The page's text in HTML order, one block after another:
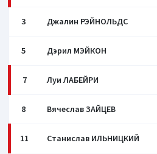
3 Джалин РЭЙНОЛЬДС
5 Дэрил МЭЙКОН
7 Луи ЛАБЕЙРИ
8 Вячеслав ЗАЙЦЕВ
11 Станислав ИЛЬНИЦКИЙ